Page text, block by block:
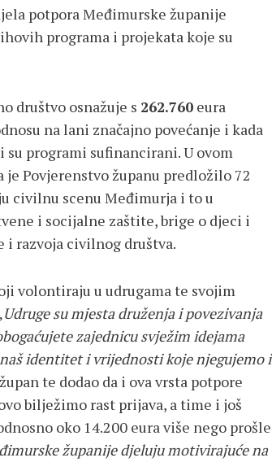
potpora Međimurske županije
programa i projekata koje su
društvo osnažuje s 262.760 eura
na lani značajno povećanje i kada
programi sufinancirani. U ovom
Povjerenstvo županu predložilo 72
civilnu scenu Međimurja i to u
i socijalne zaštite, brige o djeci i
razvoja civilnog društva.
volontiraju u udrugama te svojim
Udruge su mjesta druženja i povezivanja
zajednicu svježim idejama
identitet i vrijednosti koje njegujemo i
te dodao da i ova vrsta potpore
bilježimo rast prijava, a time i još
oko 14.200 eura više nego prošle
županije djeluju motivirajuće na